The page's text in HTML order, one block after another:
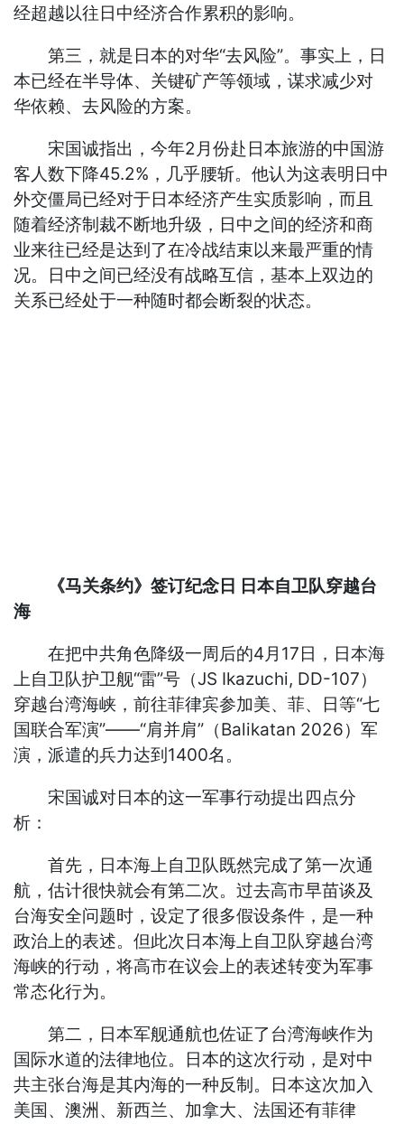
经超越以往日中经济合作累积的影响。
第三，就是日本的对华“去风险”。事实上，日
本已经在半导体、关键矿产等领域，谋求减少对
华依赖、去风险的方案。
宋国诚指出，今年2月份赴日本旅游的中国游
客人数下降45.2%，几乎腰斩。他认为这表明日中
外交僵局已经对于日本经济产生实质影响，而且
随着经济制裁不断地升级，日中之间的经济和商
业来往已经是达到了在冷战结束以来最严重的情
况。日中之间已经没有战略互信，基本上双边的
关系已经处于一种随时都会断裂的状态。
《马关条约》签订纪念日 日本自卫队穿越台
海
在把中共角色降级一周后的4月17日，日本海
上自卫队护卫舰“雷”号（JS Ikazuchi, DD-107）
穿越台湾海峡，前往菲律宾参加美、菲、日等“七
国联合军演”——“肩并肩”（Balikatan 2026）军
演，派遣的兵力达到1400名。
宋国诚对日本的这一军事行动提出四点分
析：
首先，日本海上自卫队既然完成了第一次通
航，估计很快就会有第二次。过去高市早苗谈及
台海安全问题时，设定了很多假设条件，是一种
政治上的表述。但此次日本海上自卫队穿越台湾
海峡的行动，将高市在议会上的表述转变为军事
常态化行为。
第二，日本军舰通航也佐证了台湾海峡作为
国际水道的法律地位。日本的这次行动，是对中
共主张台海是其内海的一种反制。日本这次加入
美国、澳洲、新西兰、加拿大、法国还有菲律